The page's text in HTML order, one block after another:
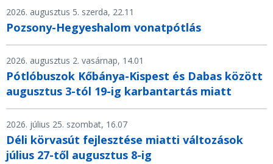
2026. augusztus 5. szerda, 22.11
Pozsony-Hegyeshalom vonatpótlás
2026. augusztus 2. vasárnap, 14.01
Pótlóbuszok Kőbánya-Kispest és Dabas között
augusztus 3-tól 19-ig karbantartás miatt
2026. július 25. szombat, 16.07
Déli körvasút fejlesztése miatti változások
július 27-től augusztus 8-ig